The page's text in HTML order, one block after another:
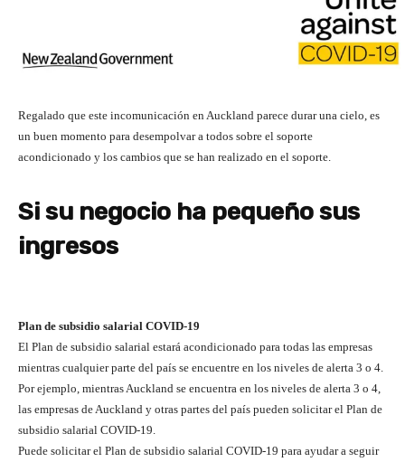
Regalado que este incomunicación en Auckland parece durar una cielo, es
un buen momento para desempolvar a todos sobre el soporte
acondicionado y los cambios que se han realizado en el soporte.
Si su negocio ha pequeño sus
ingresos
Plan de subsidio salarial COVID-19
El Plan de subsidio salarial estará acondicionado para todas las empresas
mientras cualquier parte del país se encuentre en los niveles de alerta 3 o 4.
Por ejemplo, mientras Auckland se encuentra en los niveles de alerta 3 o 4,
las empresas de Auckland y otras partes del país pueden solicitar el Plan de
subsidio salarial COVID-19.
Puede solicitar el Plan de subsidio salarial COVID-19 para ayudar a seguir